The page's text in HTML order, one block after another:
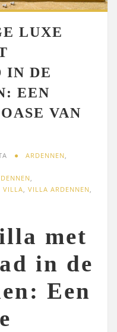
LUXE
IN DE
EEN
VAN
ARDENNEN
,VILLA ,VILLA ARDENNEN
met
in de
Een